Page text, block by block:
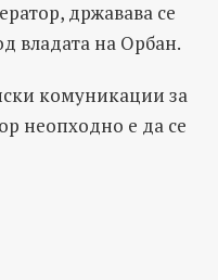
државава се
владата на Орбан.
комуникации за
неопходно е да се